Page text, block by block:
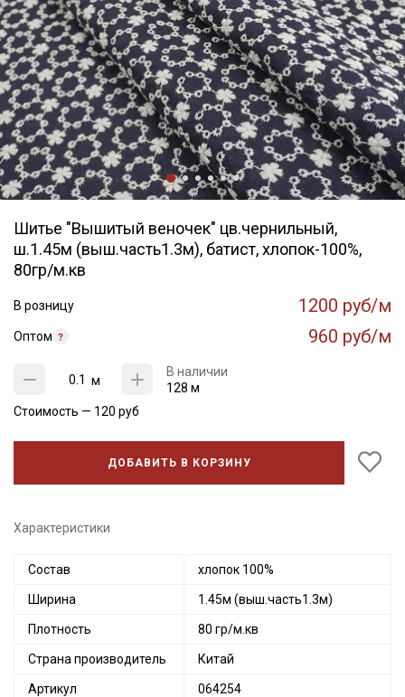
Шитье "Вышитый веночек" цв.чернильный,
ш.1.45м (выш.часть1.3м), батист, хлопок-100%,
80гр/м.кв
В розницу 1200 руб/м
Оптом 960 руб/м
м
В наличии
128 м
Стоимость — 120 руб
ДОБАВИТЬ В КОРЗИНУ
Характеристики
Состав хлопок 100%
Ширина 1.45м (выш.часть1.3м)
Плотность 80 гр/м.кв
Страна производитель Китай
Артикул 064254